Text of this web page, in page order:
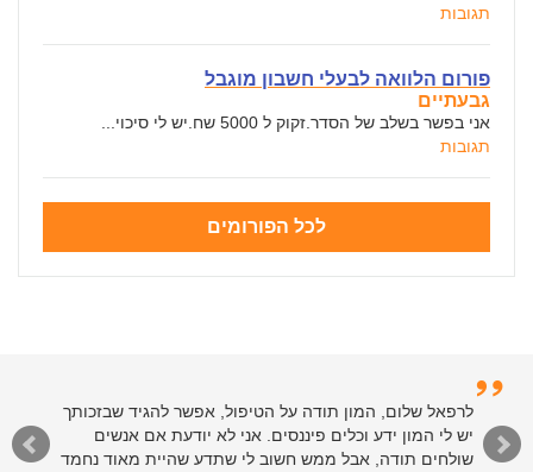
תגובות
פורום הלוואה לבעלי חשבון מוגבל
גבעתיים
אני בפשר בשלב של הסדר.זקוק ל 5000 שח.יש לי סיכוי...
תגובות
לכל הפורומים
לרפאל שלום, המון תודה על הטיפול, אפשר להגיד שבזכותך
יש לי המון ידע וכלים פיננסים. אני לא יודעת אם אנשים
שולחים תודה, אבל ממש חשוב לי שתדע שהיית מאוד נחמד